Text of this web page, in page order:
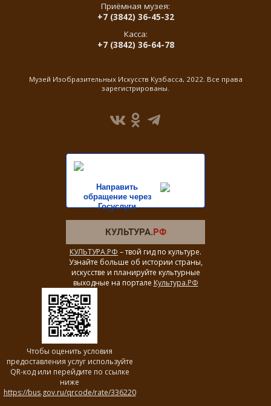
Приёмная музея:
+7 (3842) 36-45-32
Касса:
+7 (3842) 36-64-78
Музей Изобразительных Искусств Кузбасса, 2022. Все права
зарегистрированы.
Направить
обращение через
Госуслуги
КУЛЬТУРА.РФ – твой гид по культуре.
Узнайте больше об истории страны,
искусстве и планируйте культурные
выходные на портале Культура.РФ
Чтобы оценить условия
предоставления услуг используйте
QR-код или перейдите по ссылке
ниже
https://bus.gov.ru/qrcode/rate/336220